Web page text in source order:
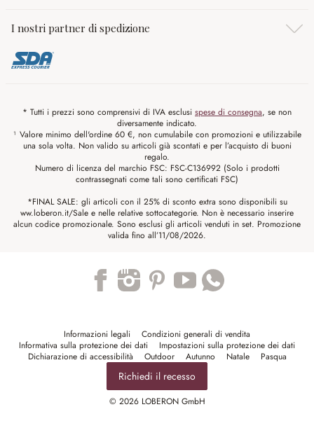
I nostri partner di spedizione
* Tutti i prezzi sono comprensivi di IVA esclusi spese di consegna, se non
diversamente indicato.
¹ Valore minimo dell'ordine 60 €, non cumulabile con promozioni e utilizzabile
una sola volta. Non valido su articoli già scontati e per l’acquisto di buoni
regalo.
Numero di licenza del marchio FSC: FSC-C136992 (Solo i prodotti
contrassegnati come tali sono certificati FSC)
*FINAL SALE: gli articoli con il 25% di sconto extra sono disponibili su
ww.loberon.it/Sale e nelle relative sottocategorie. Non è necessario inserire
alcun codice promozionale. Sono esclusi gli articoli venduti in set. Promozione
valida fino all’11/08/2026.
Informazioni legali
Condizioni generali di vendita
Informativa sulla protezione dei dati
Impostazioni sulla protezione dei dati
Dichiarazione di accessibilità
Outdoor Autunno Natale Pasqua
Richiedi il recesso
© 2026 LOBERON GmbH